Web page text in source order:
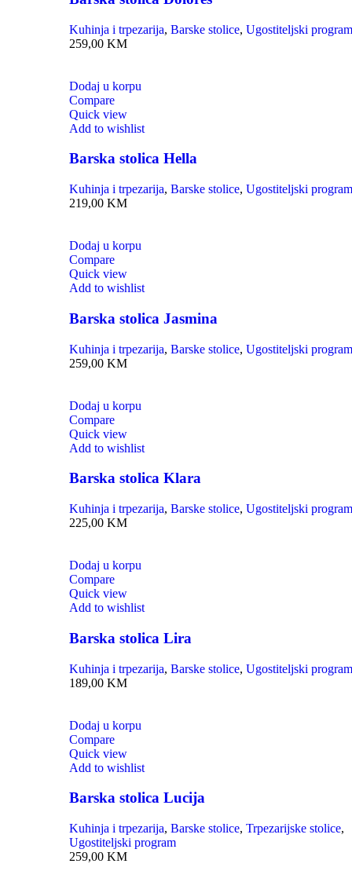
Kuhinja i trpezarija, Barske stolice, Ugostiteljski program
259,00 KM
Dodaj u korpu
Compare
Quick view
Add to wishlist
Barska stolica Hella
Kuhinja i trpezarija, Barske stolice, Ugostiteljski program
219,00 KM
Dodaj u korpu
Compare
Quick view
Add to wishlist
Barska stolica Jasmina
Kuhinja i trpezarija, Barske stolice, Ugostiteljski program
259,00 KM
Dodaj u korpu
Compare
Quick view
Add to wishlist
Barska stolica Klara
Kuhinja i trpezarija, Barske stolice, Ugostiteljski program
225,00 KM
Dodaj u korpu
Compare
Quick view
Add to wishlist
Barska stolica Lira
Kuhinja i trpezarija, Barske stolice, Ugostiteljski program
189,00 KM
Dodaj u korpu
Compare
Quick view
Add to wishlist
Barska stolica Lucija
Kuhinja i trpezarija, Barske stolice, Trpezarijske stolice,
Ugostiteljski program
259,00 KM